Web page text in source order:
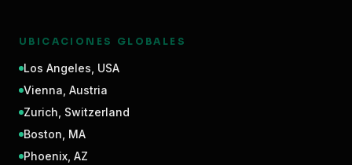
UBICACIONES GLOBALES
Los Angeles USA
Vienna Austria
Zurich Switzerland
Boston MA
Phoenix AZ